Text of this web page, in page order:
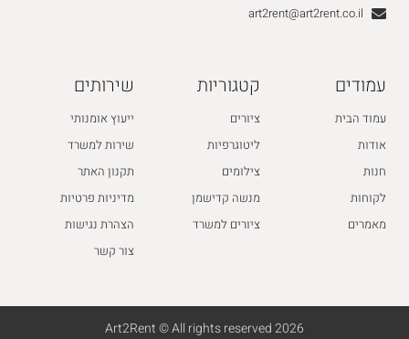
art2rent@art2rent.co.il
עמודים
עמוד הבית
אודות
חנות
לקוחות
מאמרים
קטגוריות
ציורים
ליטוגרפיות
צילומים
מנשה קדישמן
ציורים למשרד
שירותים
ייעוץ אומנותי
שירות למשרד
תקנון האתר
מדיניות פרטיות
הצהרת נגישות
צור קשר
2026 Art2Rent © All rights reserved